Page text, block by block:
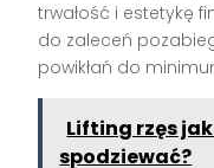
trwałość i estetykę
do zaleceń
powikłań do
Lifting rzęs
spodziewać?